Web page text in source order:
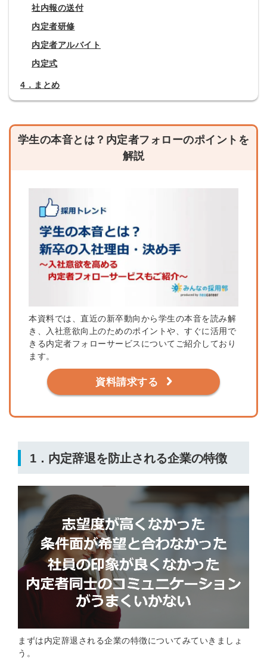
社内報の送付
内定者研修
内定者アルバイト
内定式
4．まとめ
学生の本音とは？内定者フォローのポイントを
解説
本資料では、直近の新卒動向から学生の本音を読み解
き、入社意欲向上のためのポイントや、すぐに活用で
きる内定者フォローサービスについてご紹介しており
ます。
資料請求する
1．内定辞退を防止される企業の特徴
まずは内定辞退される企業の特徴についてみていきましょ
う。